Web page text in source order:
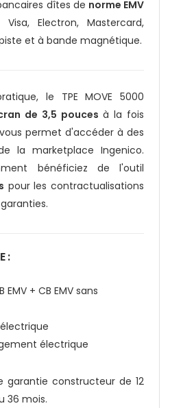
dîtes de norme EMV
Visa, Electron, Mastercard,
et à bande magnétique.
le TPE MOVE 5000
de 3,5 pouces à la fois
permet d'accéder à des
la marketplace Ingenico.
bénéficiez de l'outil
pour les contractualisations
:
+ CB EMV sans
électrique
garantie constructeur de 12
36 mois.